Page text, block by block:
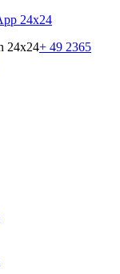
+ 49 2365